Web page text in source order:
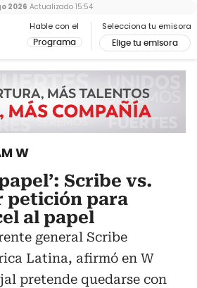
Hable con el
Programa
Selecciona tu emisora
Elige tu emisora
2026 Actualizado 15:54
W
Scribe vs.
petición para
al papel
general Scribe
Latina, afirmó en W
pretende quedarse con